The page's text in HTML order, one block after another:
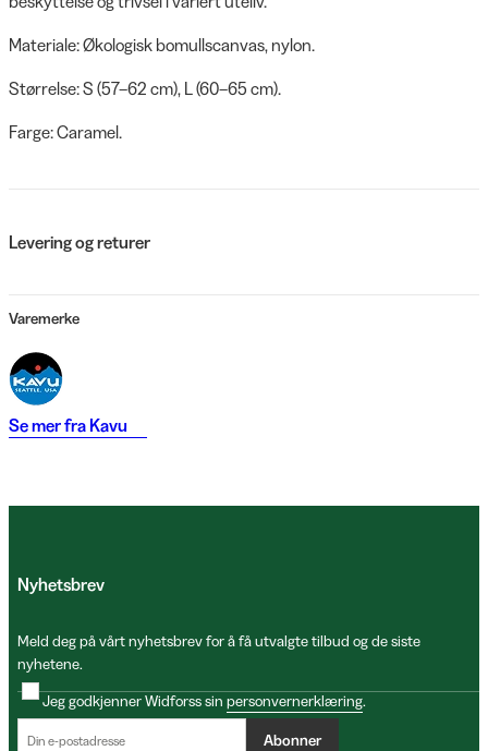
Materiale: Økologisk bomullscanvas, nylon.
Størrelse: S (57–62 cm), L (60–65 cm).
Farge: Caramel.
Levering og returer
Varemerke
Se mer fra Kavu
Nyhetsbrev
Meld deg på vårt nyhetsbrev for å få utvalgte tilbud og de siste
nyhetene.
Jeg godkjenner Widforss sin personvernerklæring.
Abonner